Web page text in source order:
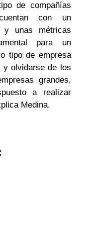
de compañías
con un
y unas métricas
para un
tipo de empresa
y olvidarse de los
grandes,
a realizar
Medina.